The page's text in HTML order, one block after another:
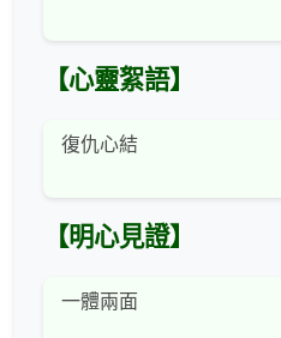
【心靈絮語】
復仇心結
【明心見證】
一體兩面